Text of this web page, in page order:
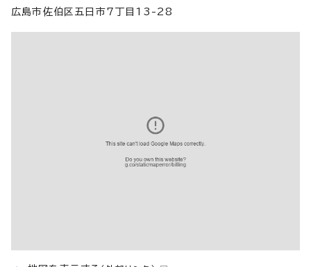
広島市佐伯区五日市7丁目13-28